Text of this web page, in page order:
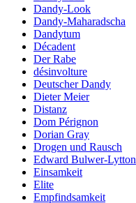
Dandy-Look
Dandy-Maharadscha
Dandytum
Décadent
Der Rabe
désinvolture
Deutscher Dandy
Dieter Meier
Distanz
Dom Pérignon
Dorian Gray
Drogen und Rausch
Edward Bulwer-Lytton
Einsamkeit
Elite
Empfindsamkeit